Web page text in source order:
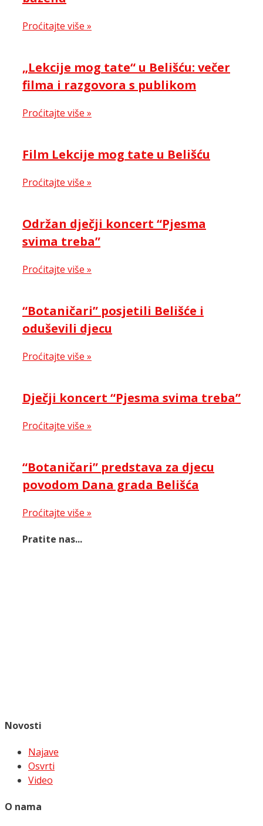
Proćitajte više »
„Lekcije mog tate“ u Belišću: večer
filma i razgovora s publikom
Proćitajte više »
Film Lekcije mog tate u Belišću
Proćitajte više »
Održan dječji koncert “Pjesma
svima treba”
Proćitajte više »
“Botaničari” posjetili Belišće i
oduševili djecu
Proćitajte više »
Dječji koncert “Pjesma svima treba”
Proćitajte više »
“Botaničari” predstava za djecu
povodom Dana grada Belišća
Proćitajte više »
Pratite nas...
Novosti
Najave
Osvrti
Video
O nama